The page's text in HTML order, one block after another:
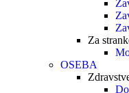
Za
OSEBA